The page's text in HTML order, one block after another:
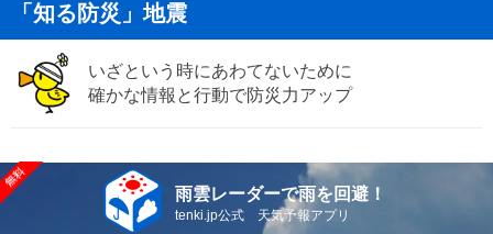
「知る防災」地震
いざという時にあわてないために
確かな情報と行動で防災力アップ
雨雲レーダーで雨を回避！
tenki.jp公式 天気予報アプリ